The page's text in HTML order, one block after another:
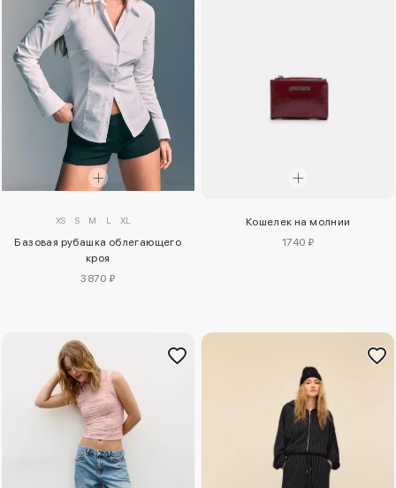
XS S M L XL
Базовая рубашка облегающего
кроя
3870 ₽
Кошелек на молнии
1740 ₽